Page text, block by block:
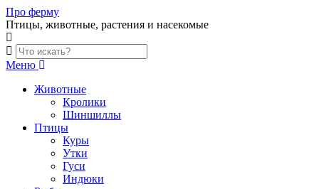
Skip
to
content
Про ферму
Птицы, животные, растения и насекомые
Меню
Животные
Кролики
Шиншиллы
Птицы
Куры
Утки
Гуси
Индюки